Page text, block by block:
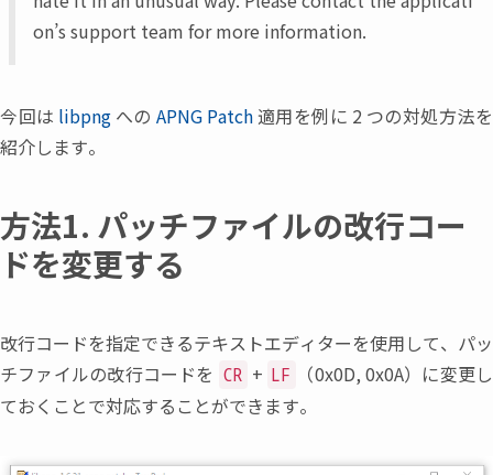
on’s support team for more information.
今回は libpng への APNG Patch適用を例に 2 つの対処方法を
紹介します。
方法1. パッチファイルの改行コー
ドを変更する
改行コードを指定できるテキストエディターを使用して、 パッ
チファイルの改行コードを CR + LF （0x0D, 0x0A） に変更し
ておくことで対応することができます。